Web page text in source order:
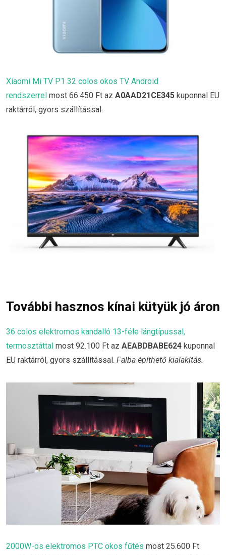
Xiaomi Mi TV P1 32 colos okos TV Android
rendszerrel most 66.450 Ft az A0AAD21CE345 kuponnal EU
raktárról, gyors szállítással.
További hasznos kínai kütyük jó áron
36 colos elektromos kandalló 13-féle lángtípussal,
termosztáttal most 92.100 Ft az AEABDBABE624 kuponnal
EU raktárról, gyors szállítással. Falba építhető kialakítás.
2000W-os elektromos PTC okos fűtés most 25.600 Ft